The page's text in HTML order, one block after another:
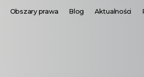
Obszary prawa Blog Aktualności